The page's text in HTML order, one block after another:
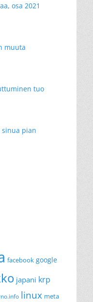
osa 2021
muuta
tuo
sinua pian
facebook google
japani krp
linux meta